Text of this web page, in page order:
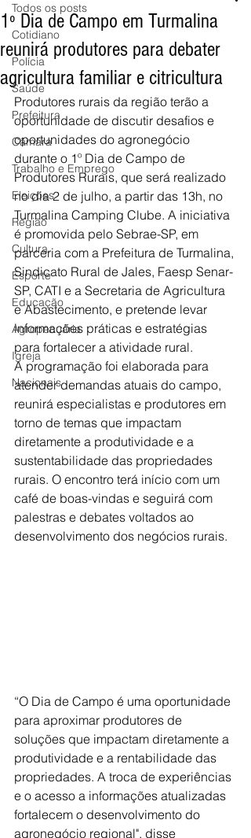
Todos os posts
Cotidiano
Polícia
Saúde
Prefeitura
Câmara
Trabalho e Emprego
Eleições
Região
Cultura
Esporte
Educação
Agropecuária
Igreja
Nacionais
1º Dia de Campo em Turmalina
reunirá produtores para debater
agricultura familiar e citricultura
Produtores rurais da região terão a
oportunidade de discutir desafios e
oportunidades do agronegócio
durante o 1º Dia de Campo de
Produtores Rurais, que será realizado
no dia 2 de julho, a partir das 13h, no
Turmalina Camping Clube. A iniciativa
é promovida pelo Sebrae-SP, em
parceria com a Prefeitura de Turmalina,
Sindicato Rural de Jales, Faesp Senar-
SP, CATI e a Secretaria de Agricultura
e Abastecimento, e pretende levar
informações práticas e estratégias
para fortalecer a atividade rural.
A programação foi elaborada para
atender demandas atuais do campo,
reunirá especialistas e produtores em
torno de temas que impactam
diretamente a produtividade e a
sustentabilidade das propriedades
rurais. O encontro terá início com um
café de boas-vindas e seguirá com
palestras e debates voltados ao
desenvolvimento dos negócios rurais.
“O Dia de Campo é uma oportunidade
para aproximar produtores de
soluções que impactam diretamente a
produtividade e a rentabilidade das
propriedades. A troca de experiências
e o acesso a informações atualizadas
fortalecem o desenvolvimento do
agronegócio regional", disse